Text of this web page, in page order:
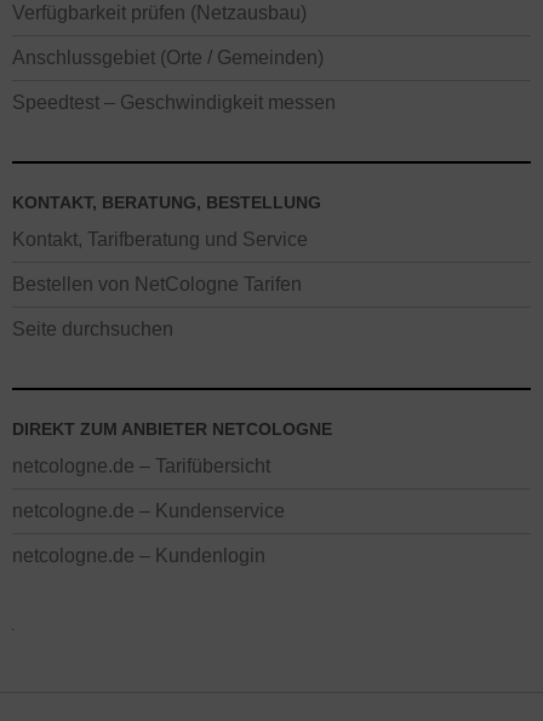
Verfügbarkeit prüfen (Netzausbau)
Anschlussgebiet (Orte / Gemeinden)
Speedtest – Geschwindigkeit messen
KONTAKT, BERATUNG, BESTELLUNG
Kontakt, Tarifberatung und Service
Bestellen von NetCologne Tarifen
Seite durchsuchen
DIREKT ZUM ANBIETER NETCOLOGNE
netcologne.de – Tarifübersicht
netcologne.de – Kundenservice
netcologne.de – Kundenlogin